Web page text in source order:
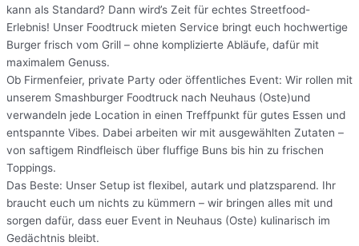
kann als Standard? Dann wird’s Zeit für echtes Streetfood-
Erlebnis! Unser Foodtruck mieten Service bringt euch hochwertige
Burger frisch vom Grill – ohne komplizierte Abläufe, dafür mit
maximalem Genuss.
Ob Firmenfeier, private Party oder öffentliches Event: Wir rollen mit
unserem Smashburger Foodtruck nach Neuhaus (Oste)und
verwandeln jede Location in einen Treffpunkt für gutes Essen und
entspannte Vibes. Dabei arbeiten wir mit ausgewählten Zutaten –
von saftigem Rindfleisch über fluffige Buns bis hin zu frischen
Toppings.
Das Beste: Unser Setup ist flexibel, autark und platzsparend. Ihr
braucht euch um nichts zu kümmern – wir bringen alles mit und
sorgen dafür, dass euer Event in Neuhaus (Oste) kulinarisch im
Gedächtnis bleibt.